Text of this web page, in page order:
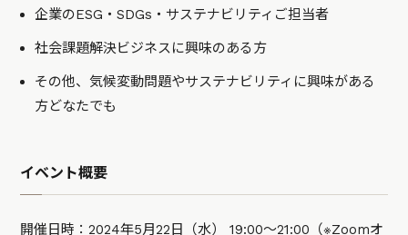
企業のESG・SDGs・サステナビリティご担当者
社会課題解決ビジネスに興味のある方
その他、気候変動問題やサステナビリティに興味がある
方どなたでも
イベント概要
開催日時：2024年5月22日（水） 19:00〜21:00（※Zoomオ